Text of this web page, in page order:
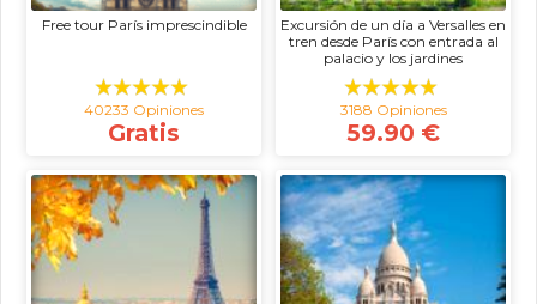
Free tour París imprescindible
40233 Opiniones
Gratis
Excursión de un día a Versalles en
tren desde París con entrada al
palacio y los jardines
3188 Opiniones
59.90 €